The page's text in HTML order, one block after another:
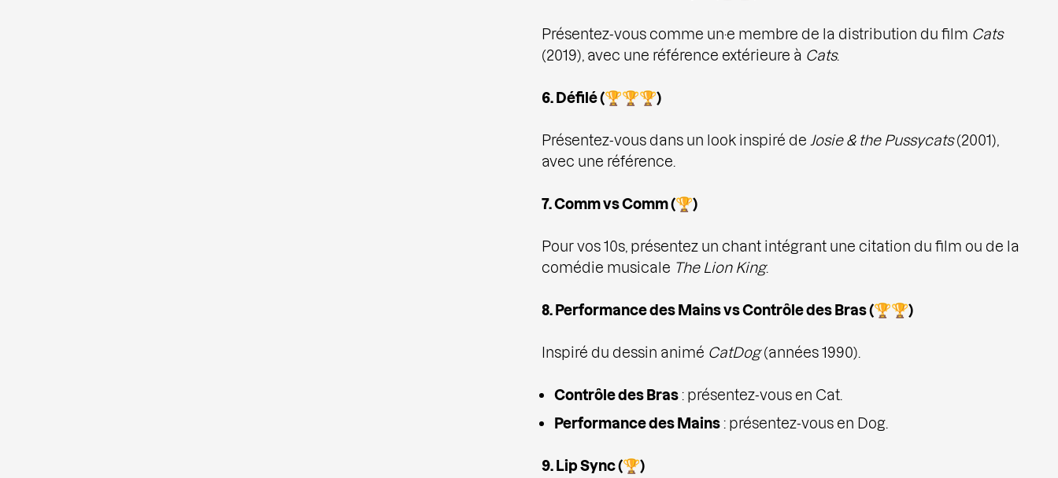
Présentez-vous comme un·e membre de la distribution du film Cats
(2019), avec une référence extérieure à Cats.
6. Défilé (🏆🏆🏆)
Présentez-vous dans un look inspiré de Josie & the Pussycats(2001),
avec une référence.
7. Comm vs Comm (🏆)
Pour vos 10s, présentez un chant intégrant une citation du film ou de la
comédie musicale The Lion King.
8. Performance des Mains vs Contrôle des Bras (🏆🏆)
Inspiré du dessin animé CatDog(années 1990).
Contrôle des Bras : présentez-vous en Cat.
Performance des Mains : présentez-vous en Dog.
9. Lip Sync (🏆)